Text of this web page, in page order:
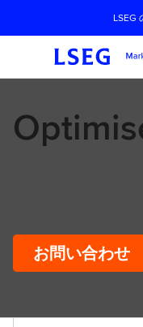
ナビゲーションをス
LSEG
お問い合わせ